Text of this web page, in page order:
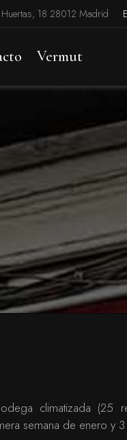
18 28012 Madrid
Vermut
climatizada (25
semana de enero y